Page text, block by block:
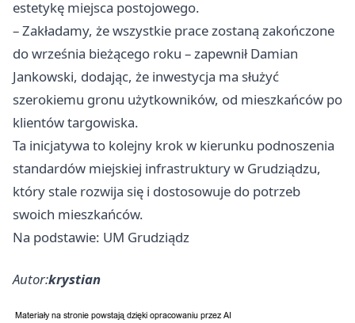
estetykę miejsca postojowego.
– Zakładamy, że wszystkie prace zostaną zakończone
do września bieżącego roku – zapewnił Damian
Jankowski, dodając, że inwestycja ma służyć
szerokiemu gronu użytkowników, od mieszkańców po
klientów targowiska.
Ta inicjatywa to kolejny krok w kierunku podnoszenia
standardów miejskiej infrastruktury w Grudziądzu,
który stale rozwija się i dostosowuje do potrzeb
swoich mieszkańców.
Na podstawie: UM Grudziądz
Autor:krystian